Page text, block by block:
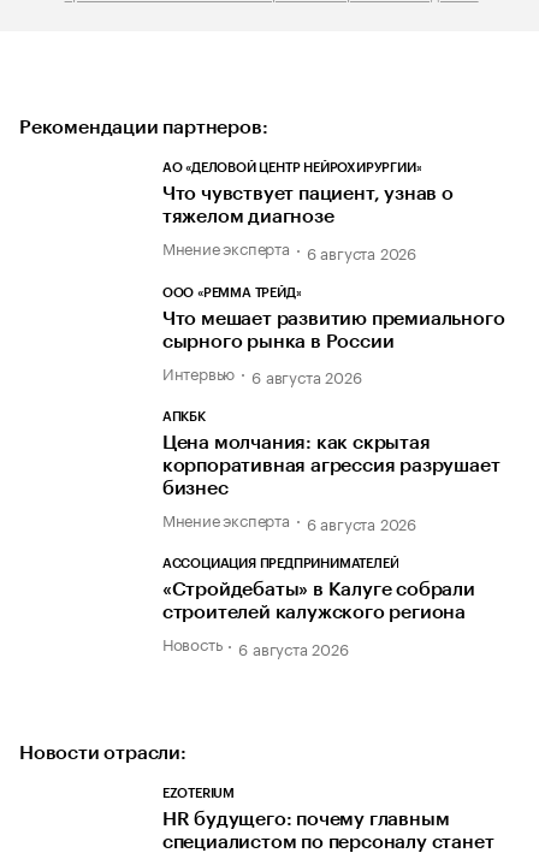
Рекомендации партнеров:
АО «ДЕЛОВОЙ ЦЕНТР НЕЙРОХИРУРГИИ»
Что чувствует пациент, узнав о
тяжелом диагнозе
Мнение эксперта 6 августа 2026
ООО «РЕММА ТРЕЙД»
Что мешает развитию премиального
сырного рынка в России
Интервью 6 августа 2026
АПКБК
Цена молчания: как скрытая
корпоративная агрессия разрушает
бизнес
Мнение эксперта 6 августа 2026
АССОЦИАЦИЯ ПРЕДПРИНИМАТЕЛЕЙ
«Стройдебаты» в Калуге собрали
строителей калужского региона
Новость 6 августа 2026
Новости отрасли:
EZOTERIUM
HR будущего: почему главным
специалистом по персоналу станет